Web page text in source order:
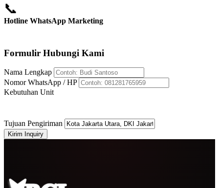
📞
Hotline WhatsApp Marketing
Formulir Hubungi Kami
Nama Lengkap
Nomor WhatsApp / HP
Kebutuhan Unit
Tujuan Pengiriman
Kirim Inquiry